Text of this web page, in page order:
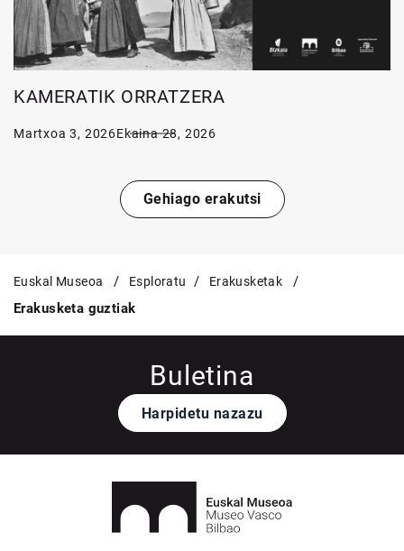
KAMERATIK ORRATZERA
Martxoa 3, 2026Ekaina 28, 2026
Gehiago erakutsi
Euskal Museoa Esploratu Erakusketak
Erakusketa guztiak
Buletina
Harpidetu nazazu